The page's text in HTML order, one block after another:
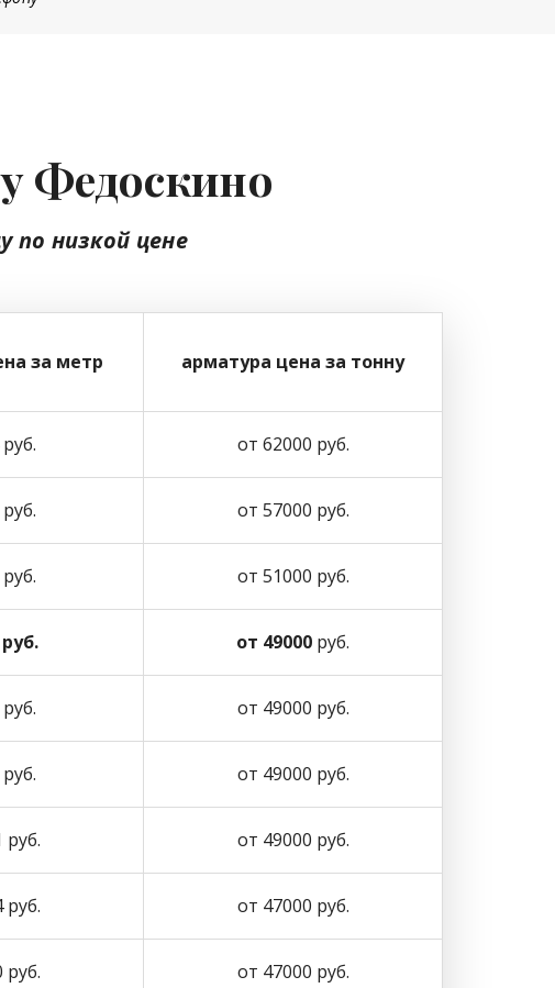
Федоскино
по низкой цене
за метр арматура цена за тонну
от 62000 руб.
от 57000 руб.
от 51000 руб.
от 49000 руб.
от 49000 руб.
от 49000 руб.
руб. от 49000 руб.
руб. от 47000 руб.
руб. от 47000 руб.